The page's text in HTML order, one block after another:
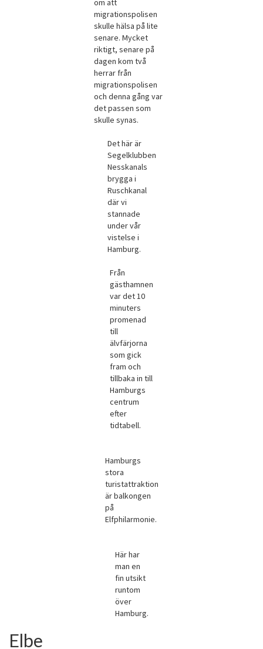
om att
migrationspolisen
skulle hälsa på lite
senare. Mycket
riktigt, senare på
dagen kom två
herrar från
migrationspolisen
och denna gång var
det passen som
skulle synas.
Det här är
Segelklubben
Nesskanals
brygga i
Ruschkanal
där vi
stannade
under vår
vistelse i
Hamburg.
Från
gästhamnen
var det 10
minuters
promenad
till
älvfärjorna
som gick
fram och
tillbaka in till
Hamburgs
centrum
efter
tidtabell.
Hamburgs
stora
turistattraktion
är balkongen
på
Elfphilarmonie.
Här har
man en
fin utsikt
runtom
över
Hamburg.
Elbe